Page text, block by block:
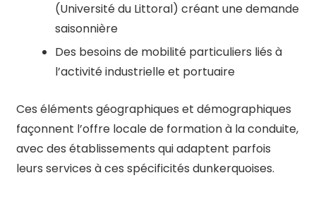
(Université du Littoral) créant une demande
saisonnière
Des besoins de mobilité particuliers liés à
l’activité industrielle et portuaire
Ces éléments géographiques et démographiques
façonnent l’offre locale de formation à la conduite,
avec des établissements qui adaptent parfois
leurs services à ces spécificités dunkerquoises.